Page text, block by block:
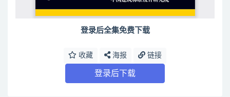
登录后全集免费下载
收藏 海报 链接
登录后下载